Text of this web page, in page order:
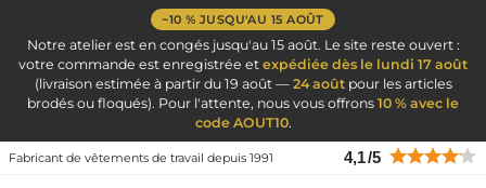
−10 % JUSQU'AU 15 AOÛT
Notre atelier est en congés jusqu'au 15 août. Le site reste ouvert :
votre commande est enregistrée et expédiée dès le lundi 17 août
(livraison estimée à partir du 19 août — 24 aoûtpour les articles
brodés ou floqués). Pour l'attente, nous vous offrons 10 % avec le
code AOUT10.
Fabricant de vêtements de travail depuis 1991 4,1/5